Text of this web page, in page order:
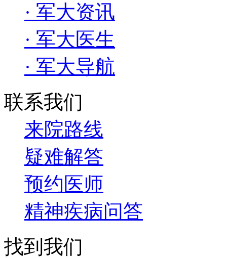
· 军大资讯
· 军大医生
· 军大导航
联系我们
来院路线
疑难解答
预约医师
精神疾病问答
找到我们